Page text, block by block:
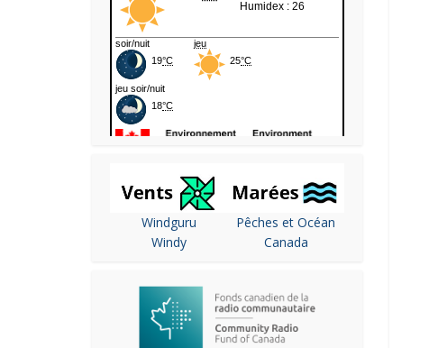
Windguru
Windy
Pêches et Océan
Canada